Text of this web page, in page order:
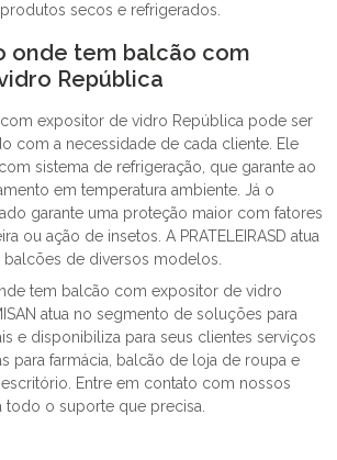
secos e refrigerados.
onde tem balcão com
República
expositor de vidro República pode ser
com a necessidade de cada cliente. Ele
sistema de refrigeração, que garante ao
em temperatura ambiente. Já o
garante uma proteção maior com fatores
ou ação de insetos. A PRATELEIRASD atua
de diversos modelos.
tem balcão com expositor de vidro
atua no segmento de soluções para
e disponibiliza para seus clientes serviços
para farmácia, balcão de loja de roupa e
Entre em contato com nossos
todo o suporte que precisa.